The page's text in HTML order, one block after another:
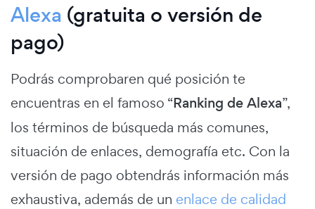
Alexa (gratuita o versión de
pago)
Podrás comprobaren qué posición te
encuentras en el famoso “Ranking de Alexa”,
los términos de búsqueda más comunes,
situación de enlaces, demografía etc. Con la
versión de pago obtendrás información más
exhaustiva, además de un enlace de calidad